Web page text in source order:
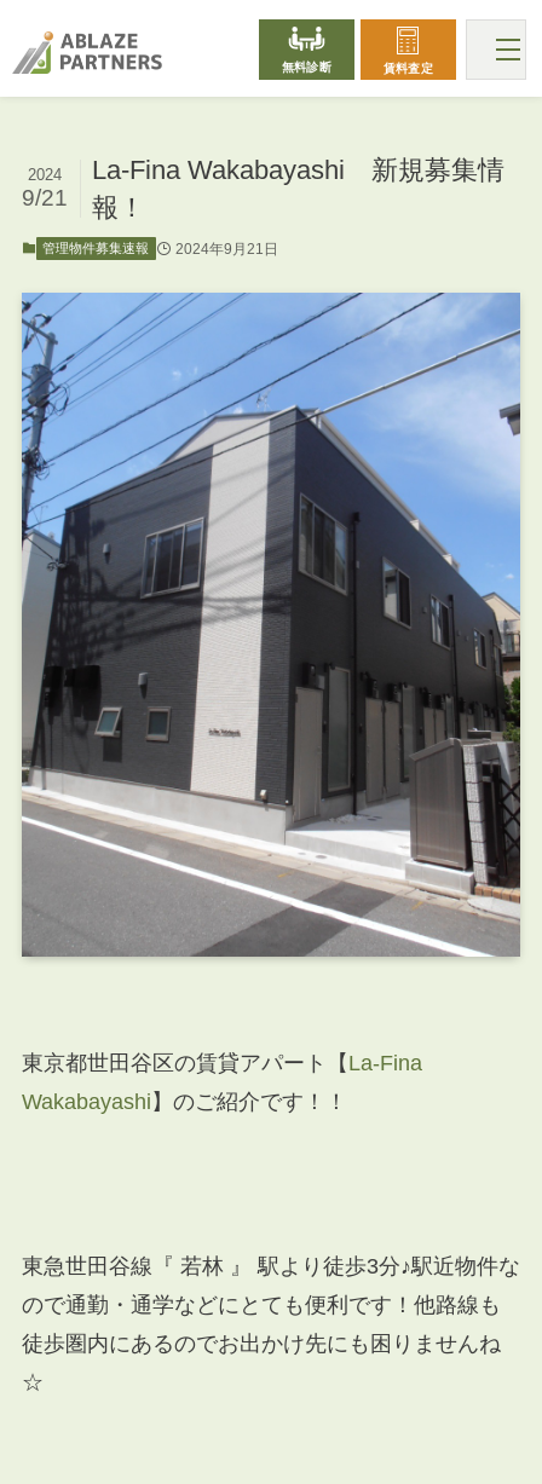
無料診断 賃料査定
La-Fina Wakabayashi 新規募集情
報！
2024
9/21
管理物件募集速報 2024年9月21日
東京都世田谷区の賃貸アパート【 La-Fina
Wakabayashi 】のご紹介です！！
東急世田谷線『 若林 』 駅より徒歩3分♪駅近物件な
ので通勤・通学などにとても便利です！他路線も
徒歩圏内にあるのでお出かけ先にも困りませんね
☆